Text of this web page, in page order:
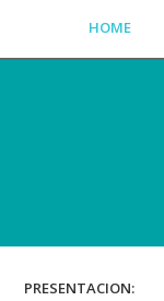
HOME
PRESENTACION: